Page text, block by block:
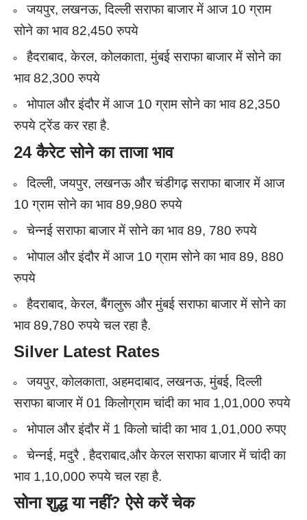
जयपुर, लखनऊ, दिल्ली सराफा बाजार में आज 10 ग्राम
सोने का भाव 82,450 रुपये
हैदराबाद, केरल, कोलकाता, मुंबई सराफा बाजार में सोने का
भाव 82,300 रुपये
भोपाल और इंदौर में आज 10 ग्राम सोने का भाव 82,350
रुपये ट्रेंड कर रहा है.
24 कैरेट सोने का ताजा भाव
दिल्ली, जयपुर, लखनऊ और चंडीगढ़ सराफा बाजार में आज
10 ग्राम सोने का भाव 89,980 रुपये
चेन्नई सराफा बाजार में सोने का भाव 89, 780 रुपये
भोपाल और इंदौर में आज 10 ग्राम सोने का भाव 89, 880
रुपये
हैदराबाद, केरल, बैंगलुरू और मुंबई सराफा बाजार में सोने का
भाव 89,780 रुपये चल रहा है.
Silver Latest Rates
जयपुर, कोलकाता, अहमदाबाद, लखनऊ, मुंबई, दिल्ली
सराफा बाजार में 01 किलोग्राम चांदी का भाव 1,01,000 रुपये
भोपाल और इंदौर में 1 किलो चांदी का भाव 1,01,000 रुपए
चेन्नई, मदुरै , हैदराबाद,और केरल सराफा बाजार में चांदी का
भाव 1,10,000 रुपये चल रहा है.
सोना शुद्ध या नहीं? ऐसे करें चेक